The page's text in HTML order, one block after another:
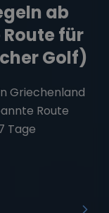
ab
für
Golf)
Griechenland
Route
Tage